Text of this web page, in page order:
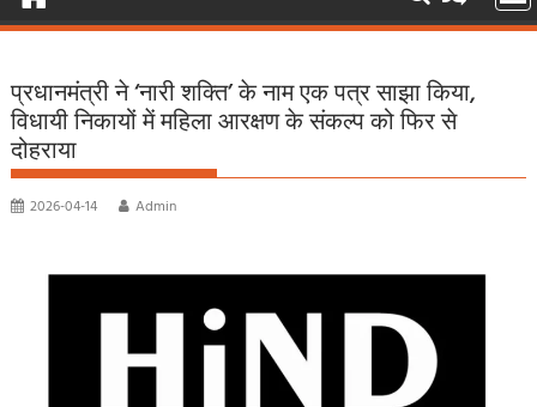
प्रधानमंत्री ने ‘नारी शक्ति’ के नाम एक पत्र साझा किया,
विधायी निकायों में महिला आरक्षण के संकल्प को फिर से
दोहराया
2026-04-14 Admin